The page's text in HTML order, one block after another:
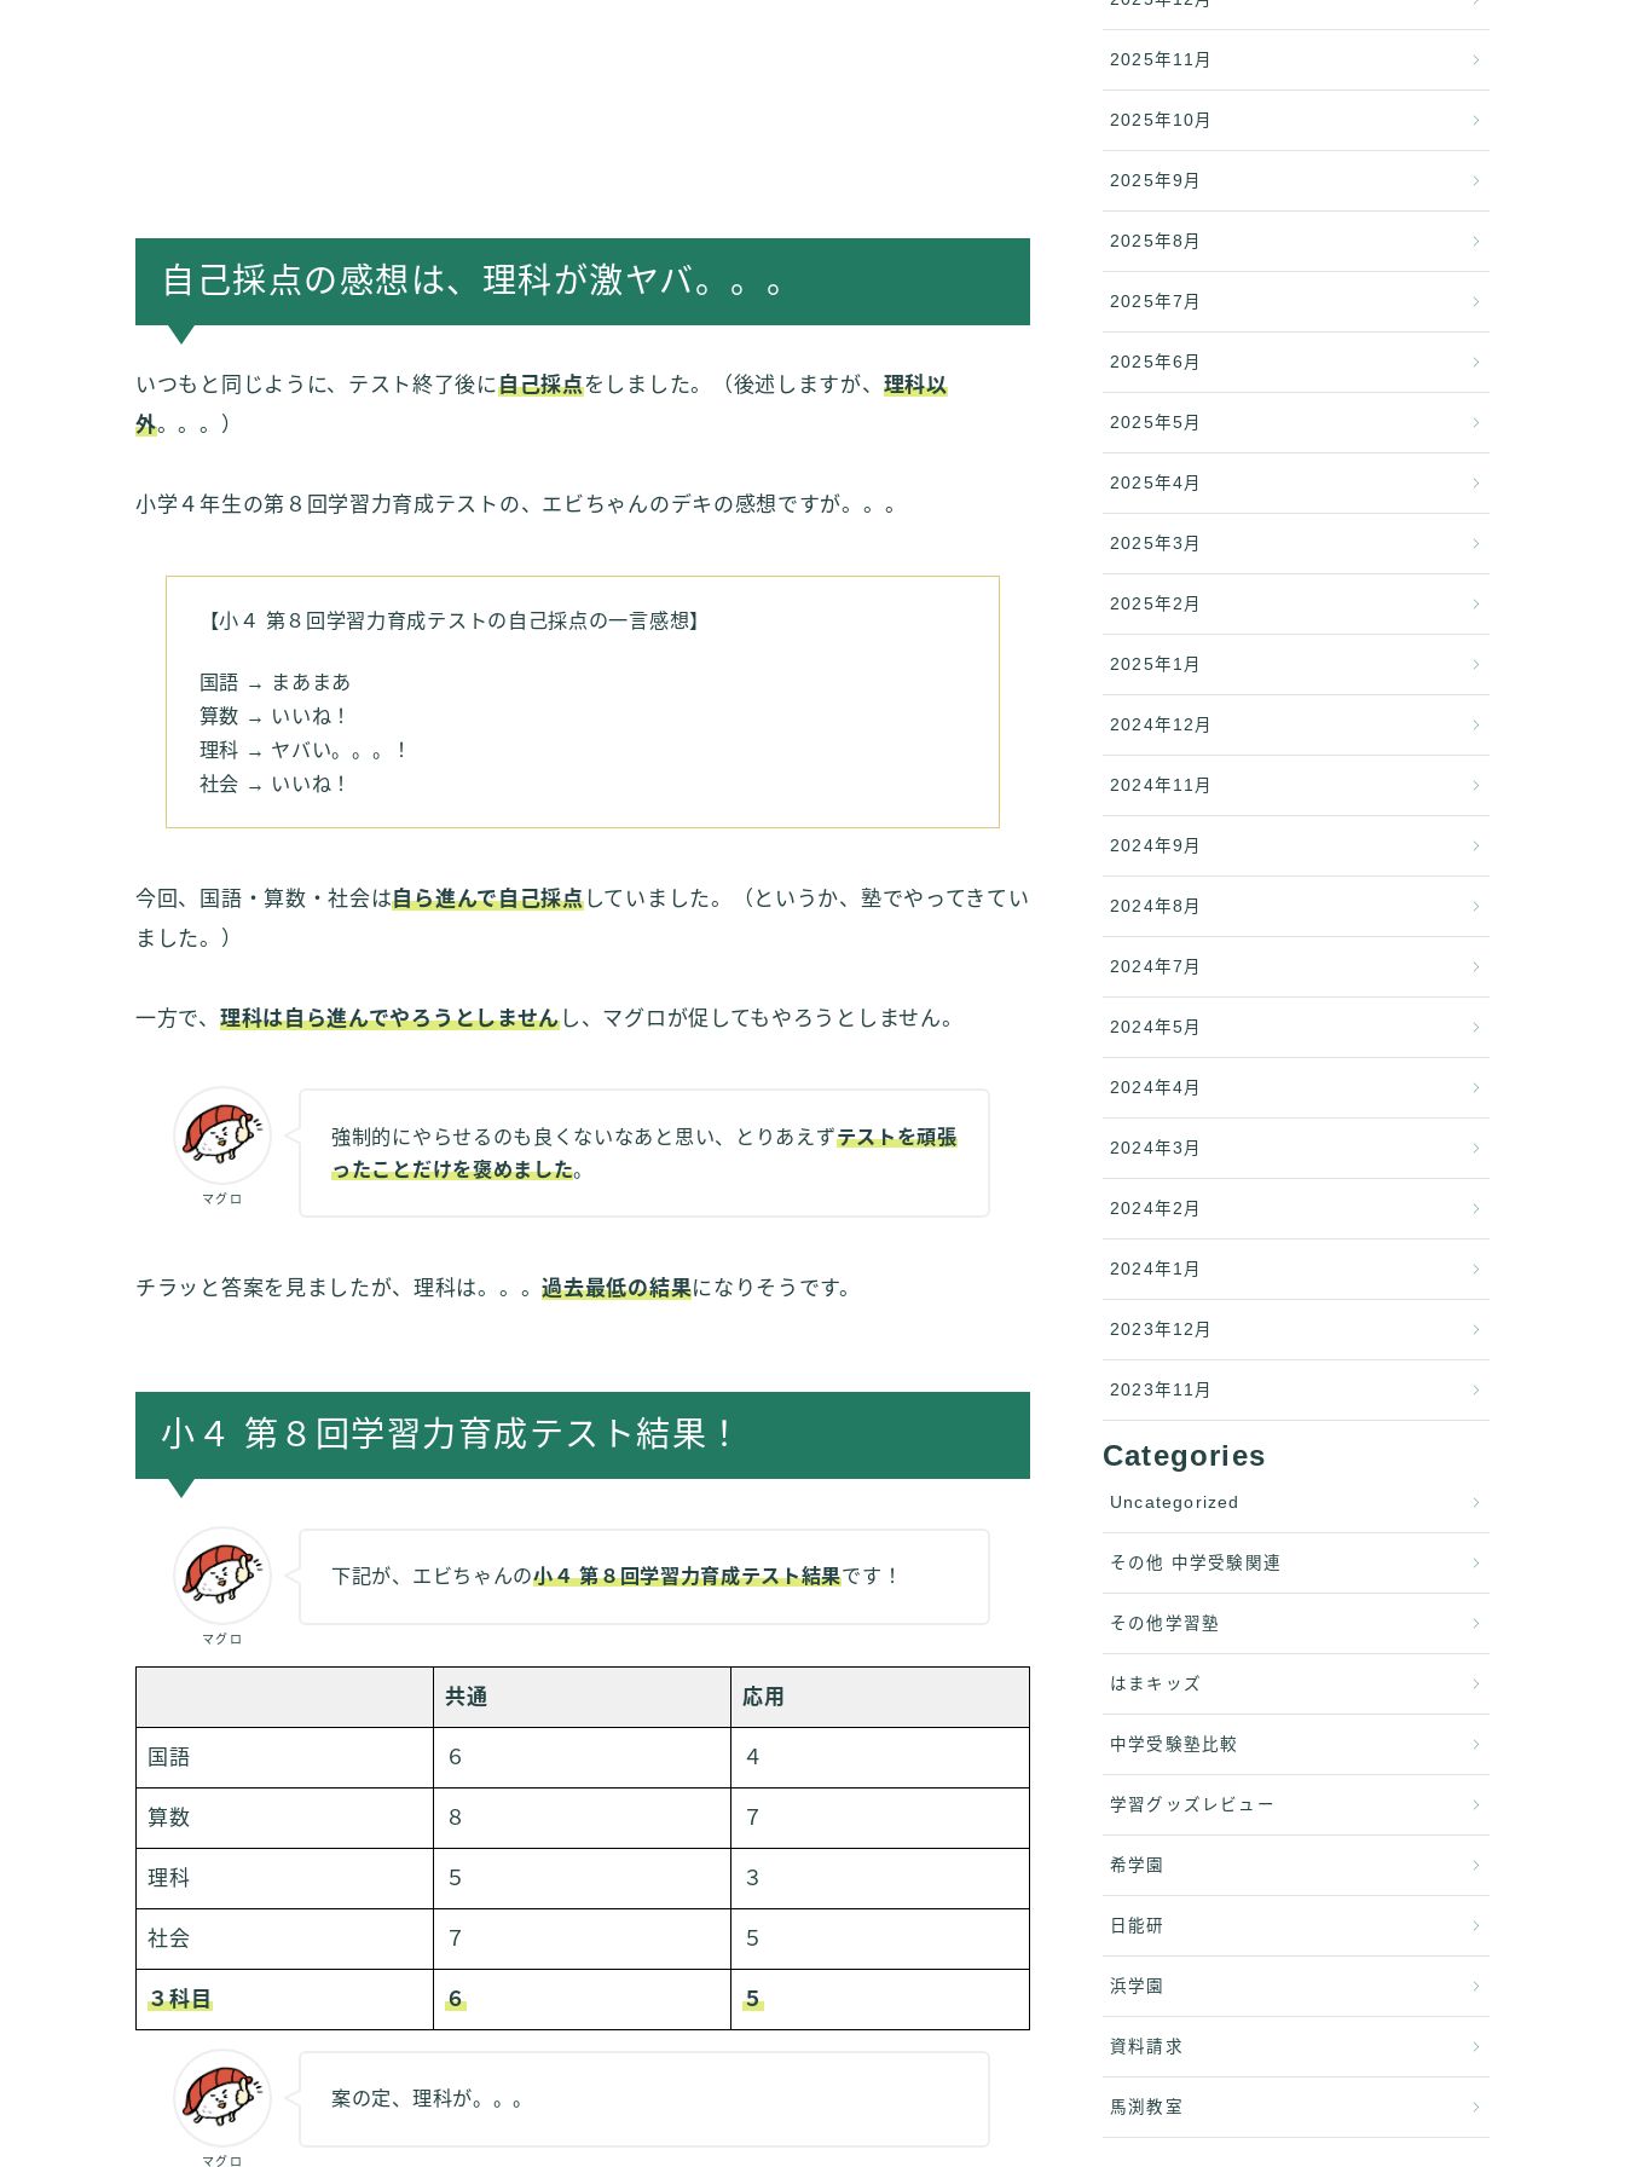
自己採点の感想は、理科が激ヤバ。。。
いつもと同じように、テスト終了後に自己採点をしました。（後述しますが、 理科以
外。。。）
小学４年生の第８回学習力育成テストの、エビちゃんのデキの感想ですが。。。
【小４ 第８回学習力育成テストの自己採点の一言感想】
国語 → まあまあ
算数 → いいね！
理科 → ヤバい。。。！
社会 → いいね！
今回、国語・算数・社会は自ら進んで自己採点していました。（というか、塾でやってきてい
ました。）
一方で、 理科は自ら進んでやろうとしません し、マグロが促してもやろうとしません。
マグロ
強制的にやらせるのも良くないなあと思い、とりあえずテストを頑張
ったことだけを褒めました。
チラッと答案を見ましたが、理科は。。。過去最低の結果になりそうです。
小４ 第８回学習力育成テスト結果！
マグロ
下記が、エビちゃんの小４ 第８回学習力育成テスト結果です！
共通 応用
国語 ６ ４
算数 ８ ７
理科 ５ ３
社会 ７ ５
３科目 ６ ５
マグロ
案の定、理科が。。。
2025年11月
2025年10月
2025年9月
2025年8月
2025年7月
2025年6月
2025年5月
2025年4月
2025年3月
2025年2月
2025年1月
2024年12月
2024年11月
2024年9月
2024年8月
2024年7月
2024年5月
2024年4月
2024年3月
2024年2月
2024年1月
2023年12月
2023年11月
Categories
Uncategorized
その他 中学受験関連
その他学習塾
はまキッズ
中学受験塾比較
学習グッズレビュー
希学園
日能研
浜学園
資料請求
馬渕教室